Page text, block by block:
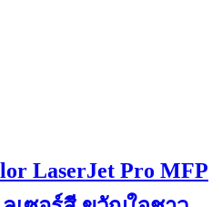
LaserJet Pro MFP